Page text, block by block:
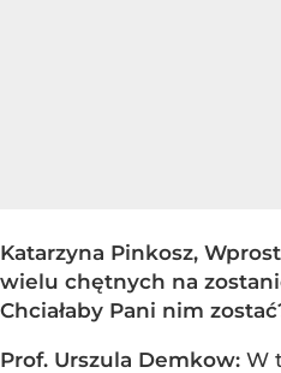
Katarzyna Pinkosz,
wielu chętnych na
Chciałaby Pani nim
Prof. Urszula Demkow: W